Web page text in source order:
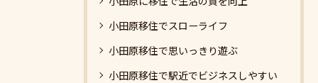
小田原移住でスローライフ
小田原移住で思いっきり遊ぶ
小田原移住で駅近でビジネスしやすい